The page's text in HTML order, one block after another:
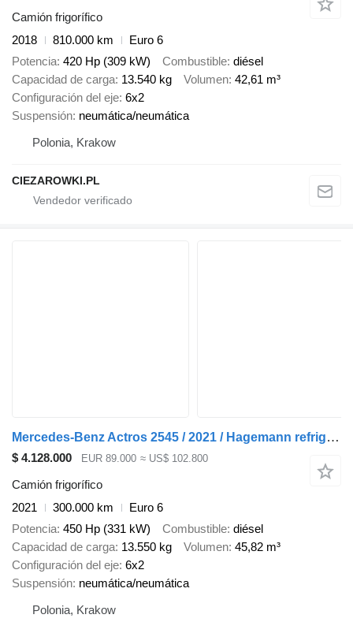
Camión frigorífico
2018
810.000 km
Euro 6
Potencia 420 Hp (309 kW) Combustible diésel
Capacidad de carga 13.540 kg Volumen 42,61 m³
Configuración del eje 6x2
Suspensión neumática/neumática
Polonia, Krakow
CIEZAROWKI.PL
Mercedes-Benz Actros 2545 / 2021 / Hagemann refrigerator Multitemperature
$ 4.128.000 EUR 89.000 ≈ US$ 102.800
Camión frigorífico
2021
300.000 km
Euro 6
Potencia 450 Hp (331 kW) Combustible diésel
Capacidad de carga 13.550 kg Volumen 45,82 m³
Configuración del eje 6x2
Suspensión neumática/neumática
Polonia, Krakow